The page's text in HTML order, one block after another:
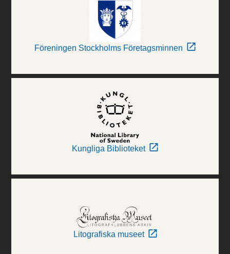
Föreningen Stockholms Företagsminnen
Kungliga Biblioteket
Litografiska museet